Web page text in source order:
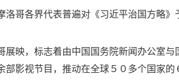
洛哥各界代表普遍对《习近平治国方略
展映，标志着由中国国务院新闻办公室
部影视节目，推动在全球５０多个国家